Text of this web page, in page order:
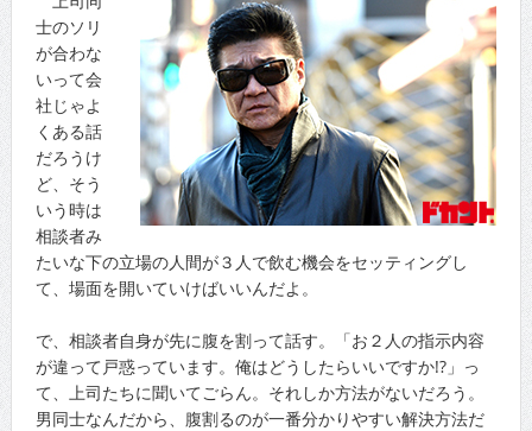
士のソリ
が合わな
いって会
社じゃよ
くある話
だろうけ
ど、そう
いう時は
相談者み
たいな下の立場の人間が３人で飲む機会をセッティングし
て、場面を開いていけばいいんだよ。
で、相談者自身が先に腹を割って話す。「お２人の指示内容
が違って戸惑っています。俺はどうしたらいいですか!?」っ
て、上司たちに聞いてごらん。それしか方法がないだろう。
男同士なんだから、腹割るのが一番分かりやすい解決方法だ